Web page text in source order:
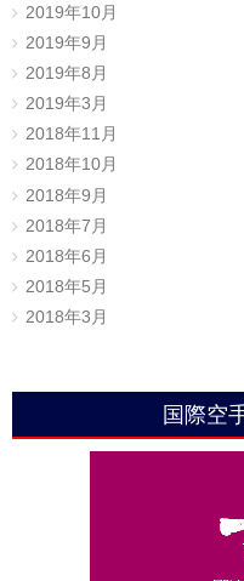
2019年10月
2019年9月
2019年8月
2019年3月
2018年11月
2018年10月
2018年9月
2018年7月
2018年6月
2018年5月
2018年3月
国際空